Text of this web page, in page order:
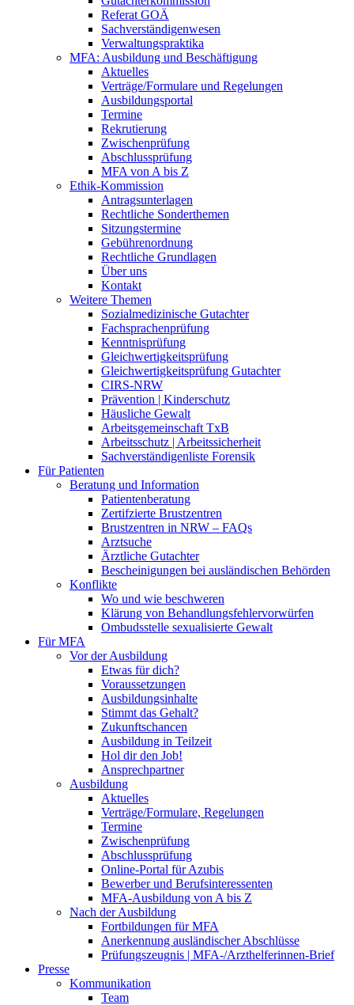
Referat GOÄ
Sachverständigenwesen
Verwaltungspraktika
MFA: Ausbildung und Beschäftigung
Aktuelles
Verträge/Formulare und Regelungen
Ausbildungsportal
Termine
Rekrutierung
Zwischenprüfung
Abschlussprüfung
MFA von A bis Z
Ethik-Kommission
Antragsunterlagen
Rechtliche Sonderthemen
Sitzungstermine
Gebührenordnung
Rechtliche Grundlagen
Über uns
Kontakt
Weitere Themen
Sozialmedizinische Gutachter
Fachsprachenprüfung
Kenntnisprüfung
Gleichwertigkeitsprüfung
Gleichwertigkeitsprüfung Gutachter
CIRS-NRW
Prävention | Kinderschutz
Häusliche Gewalt
Arbeitsgemeinschaft TxB
Arbeitsschutz | Arbeitssicherheit
Sachverständigenliste Forensik
Für Patienten
Beratung und Information
Patientenberatung
Zertifzierte Brustzentren
Brustzentren in NRW – FAQs
Arztsuche
Ärztliche Gutachter
Bescheinigungen bei ausländischen Behörden
Konflikte
Wo und wie beschweren
Klärung von Behandlungsfehlervorwürfen
Ombudsstelle sexualisierte Gewalt
Für MFA
Vor der Ausbildung
Etwas für dich?
Voraussetzungen
Ausbildungsinhalte
Stimmt das Gehalt?
Zukunftschancen
Ausbildung in Teilzeit
Hol dir den Job!
Ansprechpartner
Ausbildung
Aktuelles
Verträge/Formulare, Regelungen
Termine
Zwischenprüfung
Abschlussprüfung
Online-Portal für Azubis
Bewerber und Berufsinteressenten
MFA-Ausbildung von A bis Z
Nach der Ausbildung
Fortbildungen für MFA
Anerkennung ausländischer Abschlüsse
Prüfungszeugnis | MFA-/Arzthelferinnen-Brief
Presse
Kommunikation
Team